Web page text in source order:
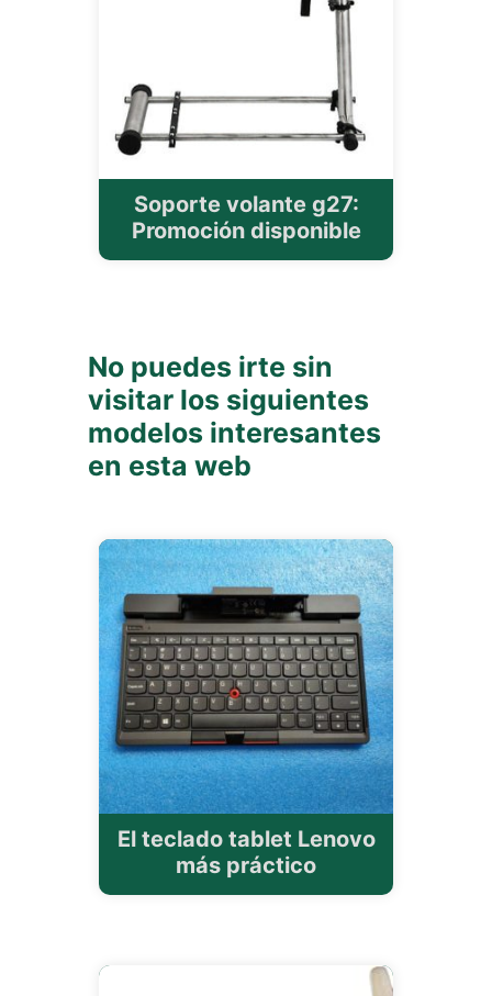
Soporte volante g27:
Promoción disponible
No puedes irte sin
visitar los siguientes
modelos interesantes
en esta web
El teclado tablet Lenovo
más práctico